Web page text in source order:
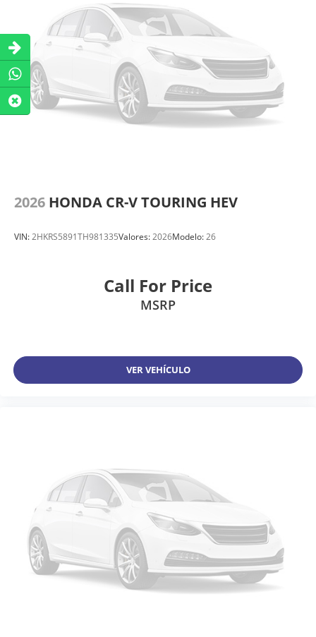
2026 HONDA CR-V TOURING HEV
VIN:2HKRS5891TH981335Valores:2026Modelo:26
Call For Price
MSRP
VER VEHÍCULO